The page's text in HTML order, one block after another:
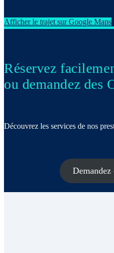
Afficher le trajet sur Google Maps
Réservez
ou demandez des
Découvrez les services de nos
Demandez